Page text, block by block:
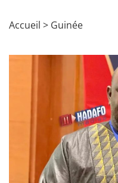
Accueil > Guinée